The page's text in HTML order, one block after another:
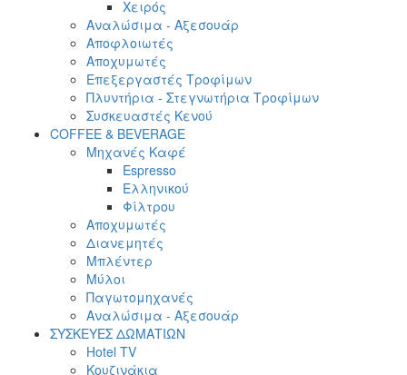
Χειρός
Αναλώσιμα - Αξεσουάρ
Αποφλοιωτές
Αποχυμωτές
Επεξεργαστές Τροφίμων
Πλυντήρια - Στεγνωτήρια Τροφίμων
Συσκευαστές Κενού
COFFEE & BEVERAGE
Μηχανές Καφέ
Espresso
Ελληνικού
Φίλτρου
Αποχυμωτές
Διανεμητές
Μπλέντερ
Μύλοι
Παγωτομηχανές
Αναλώσιμα - Αξεσουάρ
ΣΥΣΚΕΥΕΣ ΔΩΜΑΤΙΩΝ
Hotel TV
Κουζινάκια